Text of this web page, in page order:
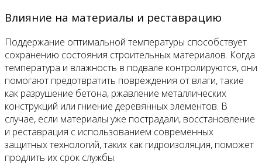
Влияние на материалы и реставрацию
Поддержание оптимальной температуры способствует
сохранению состояния строительных материалов. Когда
температура и влажность в подвале контролируются, они
помогают предотвратить повреждения от влаги, такие
как разрушение бетона, ржавление металлических
конструкций или гниение деревянных элементов. В
случае, если материалы уже пострадали, восстановление
и реставрация с использованием современных
защитных технологий, таких как гидроизоляция, поможет
продлить их срок службы.